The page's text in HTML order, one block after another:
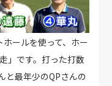
ールを使って、ホー
」です。打った打数
と最年少のQPさんの